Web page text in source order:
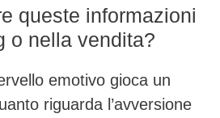
queste informazioni
o nella vendita?
emotivo gioca un
riguarda l’avversione